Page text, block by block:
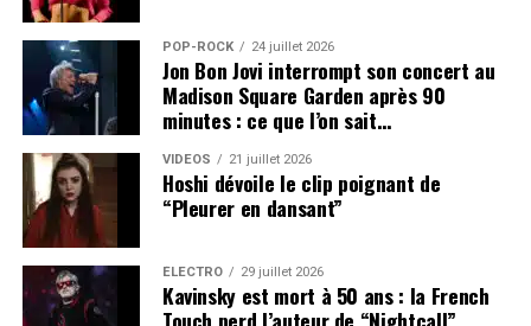
POP-ROCK 24 juillet 2026
Jon Bon Jovi interrompt son concert au
Madison Square Garden après 90
minutes : ce que l’on sait…
VIDEOS 21 juillet 2026
Hoshi dévoile le clip poignant de
“Pleurer en dansant”
ÉLECTRO 29 juillet 2026
Kavinsky est mort à 50 ans : la French